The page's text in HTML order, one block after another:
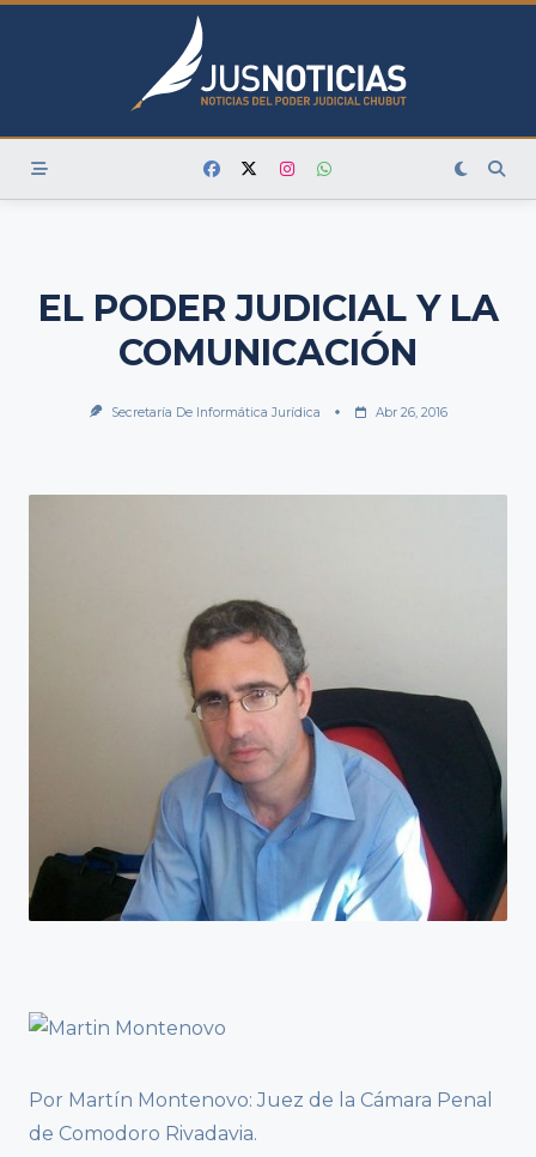
Skip
EL PODER JUDICIAL Y LA
COMUNICACIÓN
Secretaría De Informática Jurídica Abr 26, 2016
Por Martín Montenovo: Juez de la Cámara Penal
de Comodoro Rivadavia.